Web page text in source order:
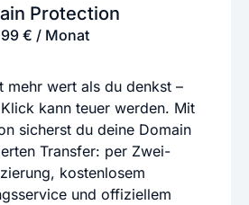
Protection
€ / Monat
mehr wert als du denkst –
kann teuer werden. Mit
sicherst du deine Domain
Transfer: per Zwei-
kostenlosem
und offiziellem